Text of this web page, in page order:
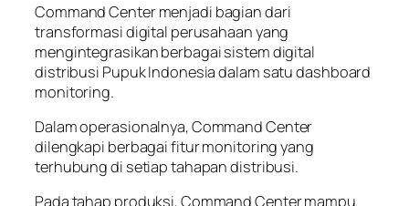
Command Center menjadi bagian dari
transformasi digital perusahaan yang
mengintegrasikan berbagai sistem digital
distribusi Pupuk Indonesia dalam satu dashboard
monitoring.
Dalam operasionalnya, Command Center
dilengkapi berbagai fitur monitoring yang
terhubung di setiap tahapan distribusi.
Pada tahap produksi, Command Center mampu